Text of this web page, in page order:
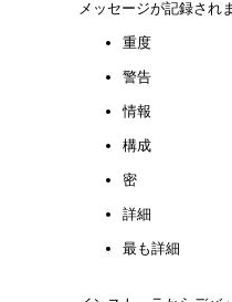
メッセージが記録され
重度
警告
情報
構成
密
詳細
最も詳細